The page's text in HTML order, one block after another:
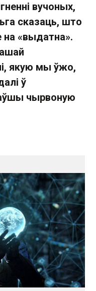
вучоных,
сказаць, што
«выдатна».
якую мы ўжо,
ў
чырвоную